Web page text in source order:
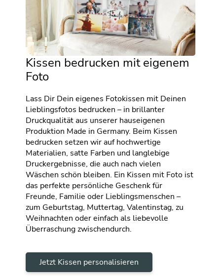
Kissen bedrucken mit eigenem
Foto
Lass Dir Dein eigenes Fotokissen mit Deinen
Lieblingsfotos bedrucken – in brillanter
Druckqualität aus unserer hauseigenen
Produktion Made in Germany. Beim Kissen
bedrucken setzen wir auf hochwertige
Materialien, satte Farben und langlebige
Druckergebnisse, die auch nach vielen
Wäschen schön bleiben. Ein Kissen mit Foto ist
das perfekte persönliche Geschenk für
Freunde, Familie oder Lieblingsmenschen –
zum Geburtstag, Muttertag, Valentinstag, zu
Weihnachten oder einfach als liebevolle
Überraschung zwischendurch.
Jetzt Kissen personalisieren